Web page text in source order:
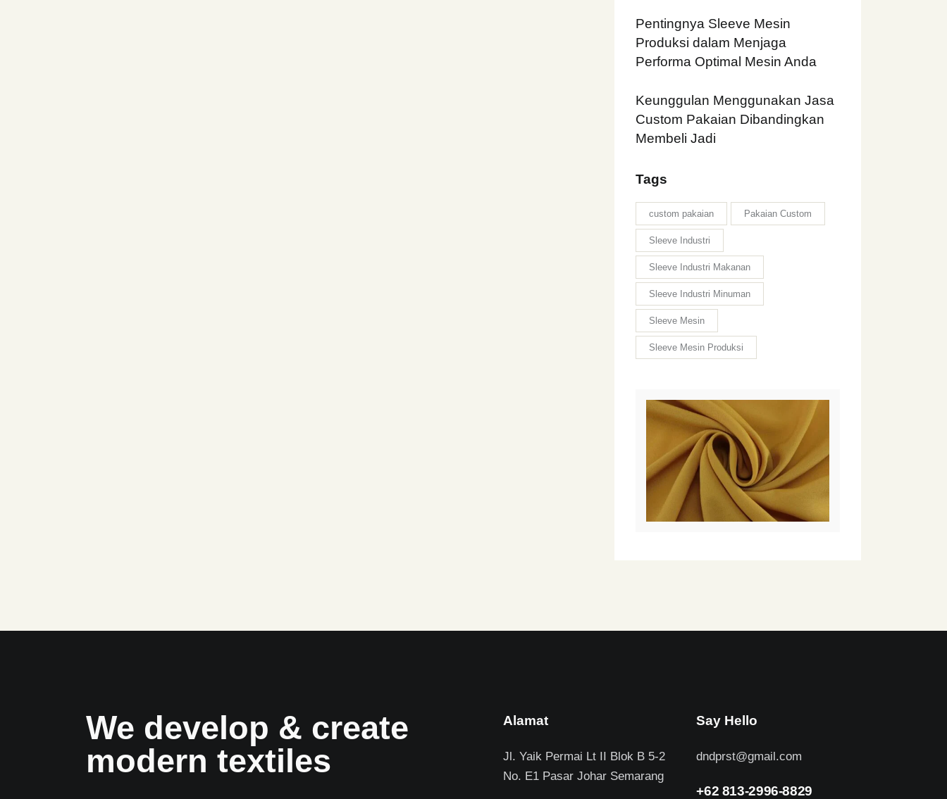
Pentingnya Sleeve Mesin
Produksi dalam Menjaga
Performa Optimal Mesin Anda
Keunggulan Menggunakan Jasa
Custom Pakaian Dibandingkan
Membeli Jadi
Tags
custom pakaian Pakaian Custom
Sleeve Industri
Sleeve Industri Makanan
Sleeve Industri Minuman
Sleeve Mesin
Sleeve Mesin Produksi
We develop & create
modern textiles
Alamat
Jl. Yaik Permai Lt II Blok B 5-2
No. E1 Pasar Johar Semarang
Say Hello
dndprst@gmail.com
+62 813-2996-8829